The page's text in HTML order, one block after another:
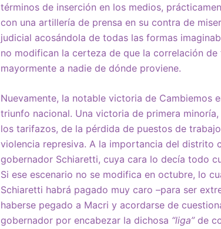
términos de inserción en los medios,
con una artillería de prensa en su contra de
judicial acosándola de todas las formas
no modifican la certeza de que la correlación
mayormente a nadie de dónde proviene.
Nuevamente, la notable victoria de Cambiemos
triunfo nacional. Una victoria de primera
los tarifazos, de la pérdida de puestos de
violencia represiva. A la importancia del distrito
gobernador Schiaretti, cuya cara lo decía todo
Si ese escenario no se modifica en octubre, lo
Schiaretti habrá pagado muy caro –para ser
haberse pegado a Macri y acordarse de
gobernador por encabezar la dichosa “liga”de